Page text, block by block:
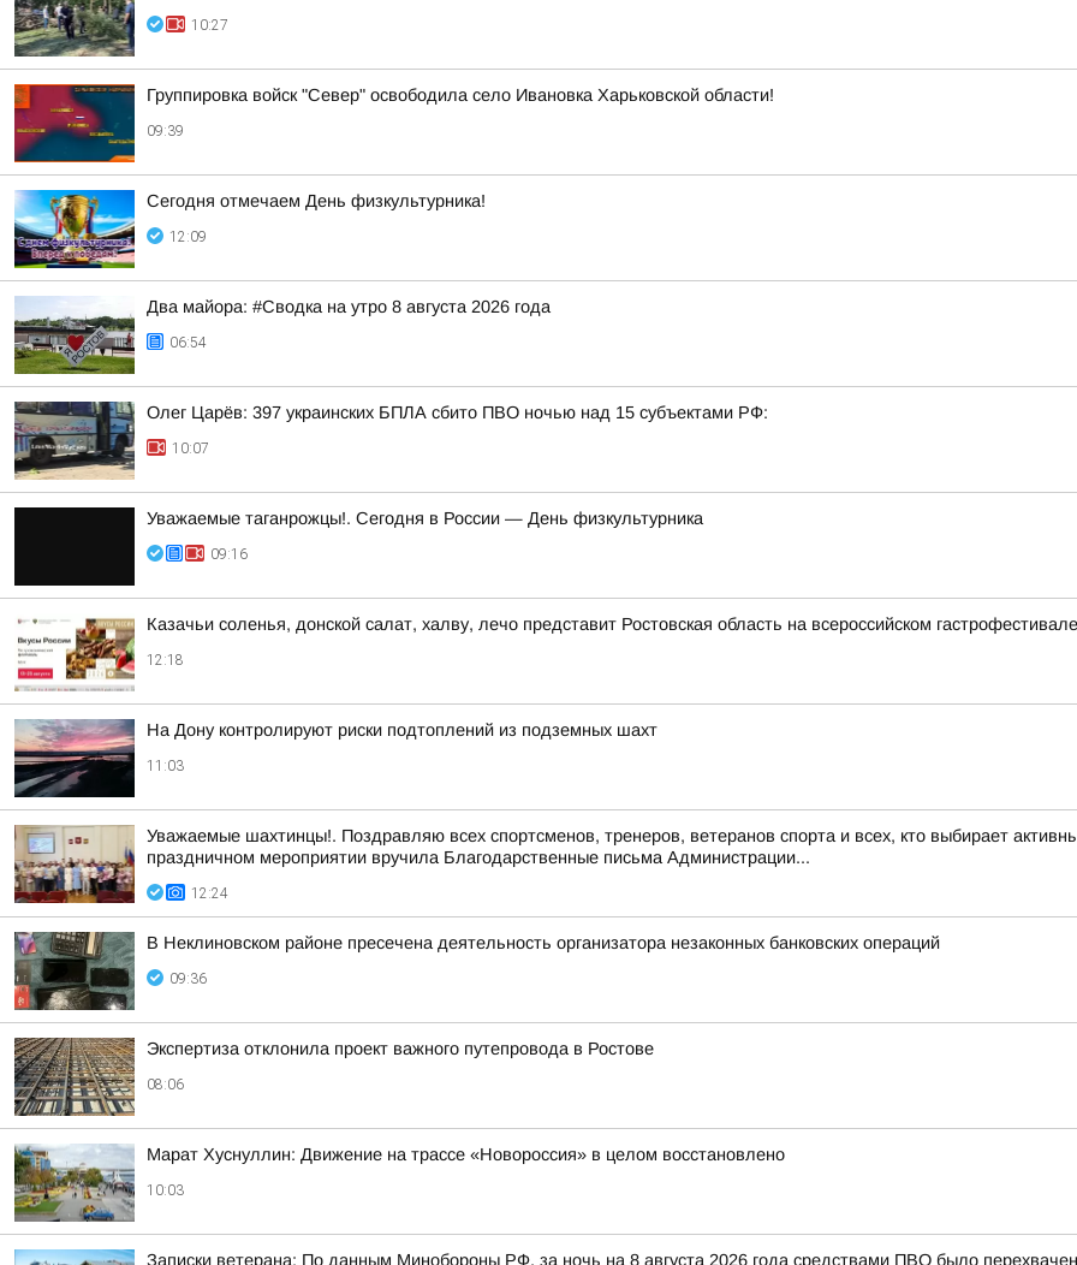
10:27
Группировка войск "Север" освободила село Ивановка Харьковской области!
09:39
Сегодня отмечаем День физкультурника!
12:09
Два майора: #Сводка на утро 8 августа 2026 года
06:54
Олег Царёв: 397 украинских БПЛА сбито ПВО ночью над 15 субъектами РФ:
10:07
Уважаемые таганрожцы!. Сегодня в России — День физкультурника
09:16
Казачьи соленья, донской салат, халву, лечо представит Ростовская область на всероссийском гастрофестивале
12:18
На Дону контролируют риски подтоплений из подземных шахт
11:03
Уважаемые шахтинцы!. Поздравляю всех спортсменов, тренеров, ветеранов спорта и всех, кто выбирает
праздничном мероприятии вручила Благодарственные письма Администрации...
12:24
В Неклиновском районе пресечена деятельность организатора незаконных банковских операций
09:36
Экспертиза отклонила проект важного путепровода в Ростове
08:06
Марат Хуснуллин: Движение на трассе «Новороссия» в целом восстановлено
10:03
Записки ветерана: По данным Минобороны РФ, за ночь на 8 августа 2026 года средствами ПВО было